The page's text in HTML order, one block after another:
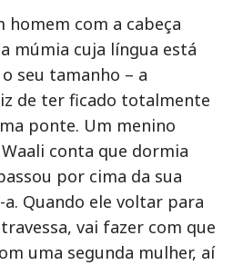
homem com a cabeça
múmia cuja língua está
seu tamanho – a
de ter ficado totalmente
ponte. Um menino
conta que dormia
por cima da sua
Quando ele voltar para
vai fazer com que
uma segunda mulher, aí